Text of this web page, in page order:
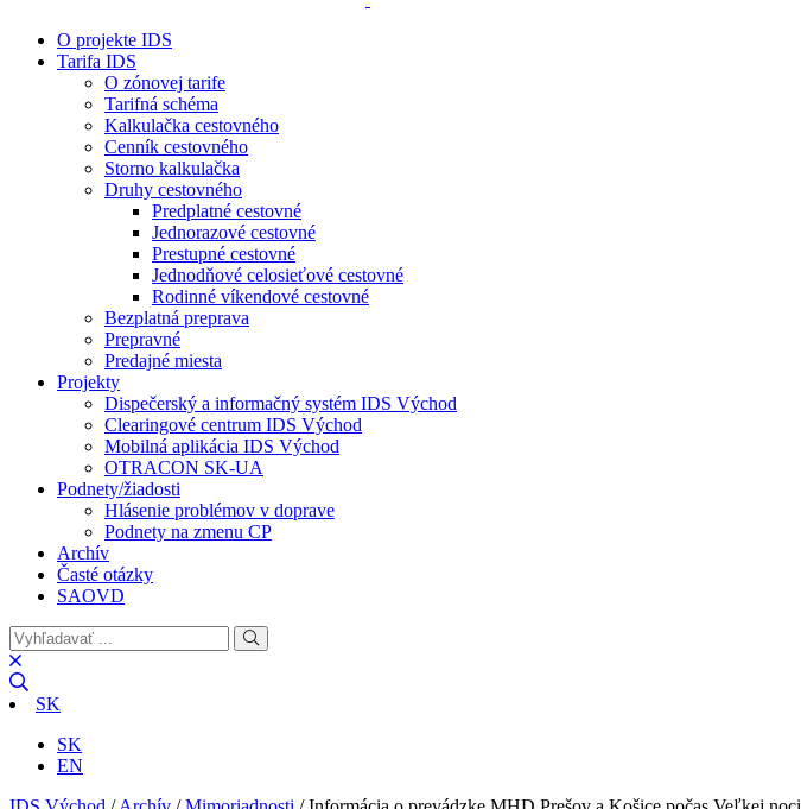
O projekte IDS
Tarifa IDS
O zónovej tarife
Tarifná schéma
Kalkulačka cestovného
Cenník cestovného
Storno kalkulačka
Druhy cestovného
Predplatné cestovné
Jednorazové cestovné
Prestupné cestovné
Jednodňové celosieťové cestovné
Rodinné víkendové cestovné
Bezplatná preprava
Prepravné
Predajné miesta
Projekty
Dispečerský a informačný systém IDS Východ
Clearingové centrum IDS Východ
Mobilná aplikácia IDS Východ
OTRACON SK-UA
Podnety/žiadosti
Hlásenie problémov v doprave
Podnety na zmenu CP
Archív
Časté otázky
SAOVD
SK
SK
EN